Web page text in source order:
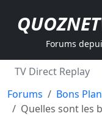
Forums
TV Direct Replay
Forums
Bons
Quelles sont les